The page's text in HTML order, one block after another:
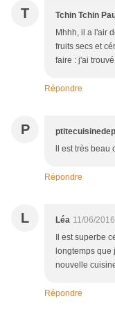
T Tchin Tchin
Mhhh, il a l'air
fruits secs et
faire : j'ai
Répondre
P
ll est très beau
Répondre
L Léa 11/06/
Il est superbe
longtemps que
nouvelle
Répondre